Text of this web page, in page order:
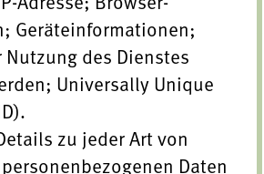
Geräteinformationen;
Nutzung des Dienstes
Universally Unique
zu jeder Art von
Daten